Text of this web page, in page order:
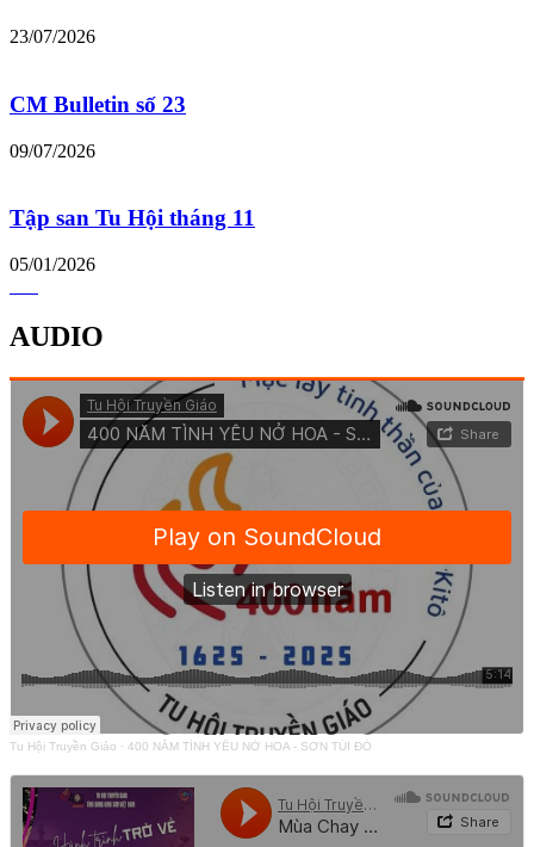
23/07/2026
CM Bulletin số 23
09/07/2026
Tập san Tu Hội tháng 11
05/01/2026
AUDIO
Tu Hội Truyền Giáo · 400 NĂM TÌNH YÊU NỞ HOA - SƠN TÚI ĐỎ